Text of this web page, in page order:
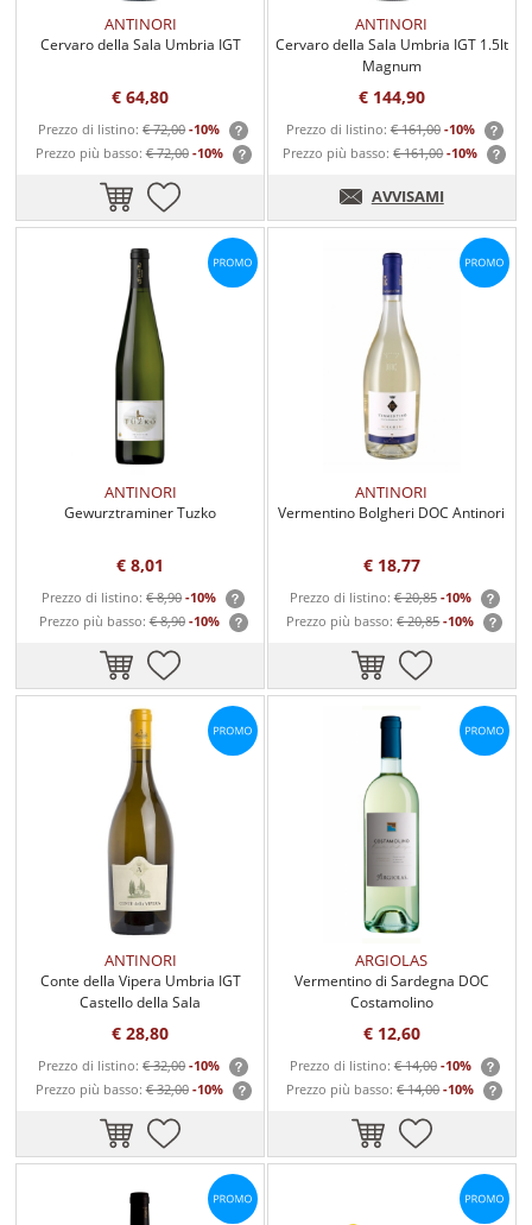
ANTINORI
Cervaro della Sala Umbria IGT
€ 64,80
Prezzo di listino:€ 72,00 -10%
Prezzo più basso:€ 72,00 -10%
ANTINORI
Cervaro della Sala Umbria IGT 1.5lt
Magnum
€ 144,90
Prezzo di listino:€ 161,00 -10%
Prezzo più basso:€ 161,00 -10%
AVVISAMI
ANTINORI
Gewurztraminer Tuzko
€ 8,01
Prezzo di listino:€ 8,90 -10%
Prezzo più basso:€ 8,90 -10%
ANTINORI
Vermentino Bolgheri DOC Antinori
€ 18,77
Prezzo di listino:€ 20,85 -10%
Prezzo più basso:€ 20,85 -10%
ANTINORI
Conte della Vipera Umbria IGT
Castello della Sala
€ 28,80
Prezzo di listino:€ 32,00 -10%
Prezzo più basso:€ 32,00 -10%
ARGIOLAS
Vermentino di Sardegna DOC
Costamolino
€ 12,60
Prezzo di listino:€ 14,00 -10%
Prezzo più basso:€ 14,00 -10%